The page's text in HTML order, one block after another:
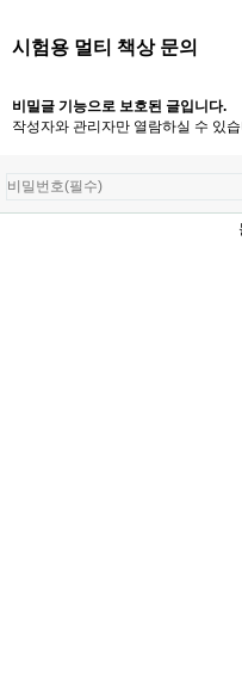
시험용 멀티 책상 문의
비밀글 기능으로 보호된 글입니다.
작성자와 관리자만 열람하실 수 있